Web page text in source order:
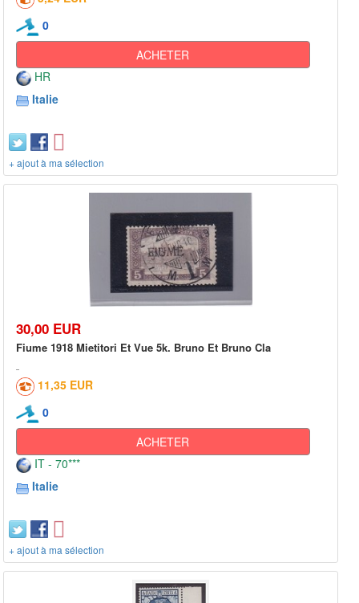
0
ACHETER
HR
Italie
+ ajout à ma sélection
30,00 EUR
Fiume 1918 Mietitori Et Vue 5k. Bruno Et Bruno Cla
11,35 EUR
0
ACHETER
IT - 70***
Italie
+ ajout à ma sélection